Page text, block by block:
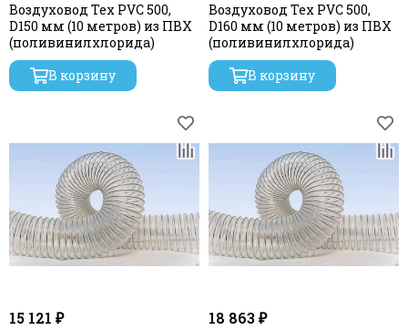
Воздуховод Tex PVC 500,
D150 мм (10 метров) из ПВХ
(поливинилхлорида)
В корзину
Воздуховод Tex PVC 500,
D160 мм (10 метров) из ПВХ
(поливинилхлорида)
В корзину
15 121 ₽ 18 863 ₽